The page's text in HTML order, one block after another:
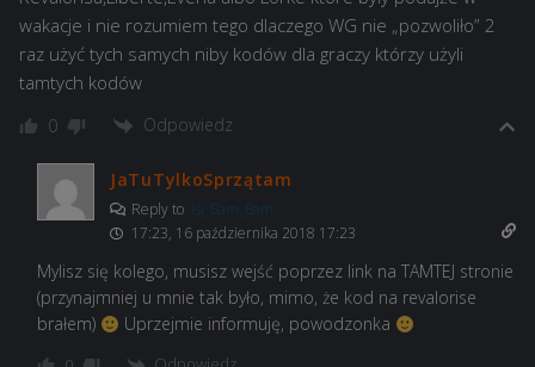
wakacje i nie rozumiem tego dlaczego WG nie „pozwoliło” 2
raz użyć tych samych niby kodów dla graczy którzy użyli
tamtych kodów
0 Odpowiedz
JaTuTylkoSprzątam
Reply to Isi_Bam_Bam
17:23, 16 października 2018 17:23
Mylisz się kolego, musisz wejść poprzez link na TAMTEJ stronie
(przynajmniej u mnie tak było, mimo, że kod na revalorise
brałem)
Uprzejmie informuję, powodzonka